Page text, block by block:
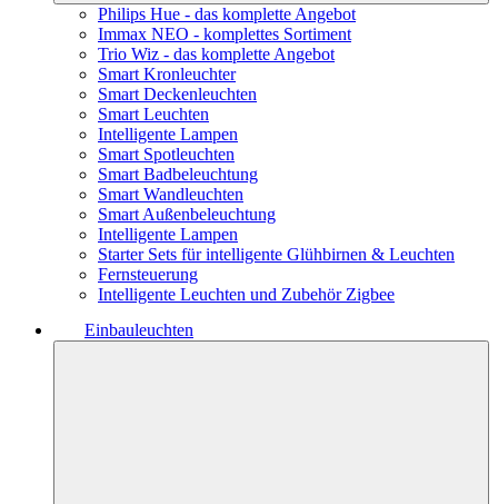
Philips Hue - das komplette Angebot
Immax NEO - komplettes Sortiment
Trio Wiz - das komplette Angebot
Smart Kronleuchter
Smart Deckenleuchten
Smart Leuchten
Intelligente Lampen
Smart Spotleuchten
Smart Badbeleuchtung
Smart Wandleuchten
Smart Außenbeleuchtung
Intelligente Lampen
Starter Sets für intelligente Glühbirnen & Leuchten
Fernsteuerung
Intelligente Leuchten und Zubehör Zigbee
Einbauleuchten